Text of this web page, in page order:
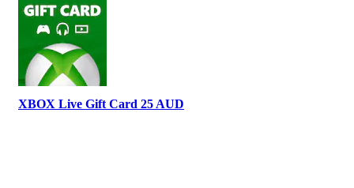
XBOX Live Gift Card 25 AUD